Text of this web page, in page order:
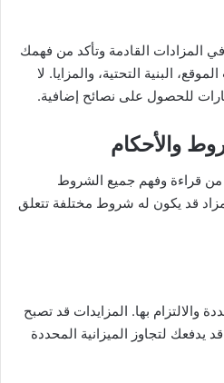
المزادات القادمة وتأكد من فهمك
البنية التحتية، والمزايا. لا
للحصول على نصائح إضافية.
والأحكام
من قراءة وفهم جميع الشروط
مزاد قد يكون له شروط مختلفة تتعلق
والالتزام بها. المزايدات قد تصبح
يدفعك لتجاوز الميزانية المحددة